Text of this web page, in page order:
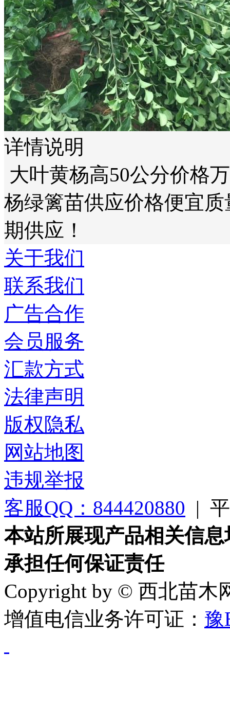
详情说明
大叶黄杨高50公分价格
杨绿篱苗供应价格便宜
期供应！
关于我们
联系我们
广告合作
会员服务
汇款方式
法律声明
版权隐私
网站地图
违规举报
客服QQ：844420880 |
本站所展现产品相关信
承担任何保证责任
Copyright by © 西北苗木
增值电信业务许可证： 豫